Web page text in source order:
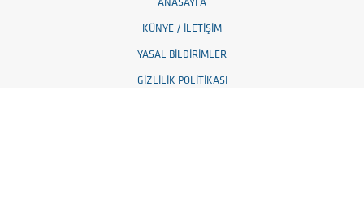
ANASAYFA
KÜNYE / İLETIŞIM
YASAL BILDIRIMLER
GIZLILIK POLITIKASI